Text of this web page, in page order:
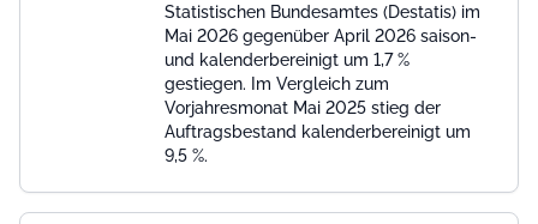
Statistischen Bundesamtes (Destatis) im
Mai 2026 gegenüber April 2026 saison-
und kalenderbereinigt um 1,7 %
gestiegen. Im Vergleich zum
Vorjahresmonat Mai 2025 stieg der
Auftragsbestand kalenderbereinigt um
9,5 %.